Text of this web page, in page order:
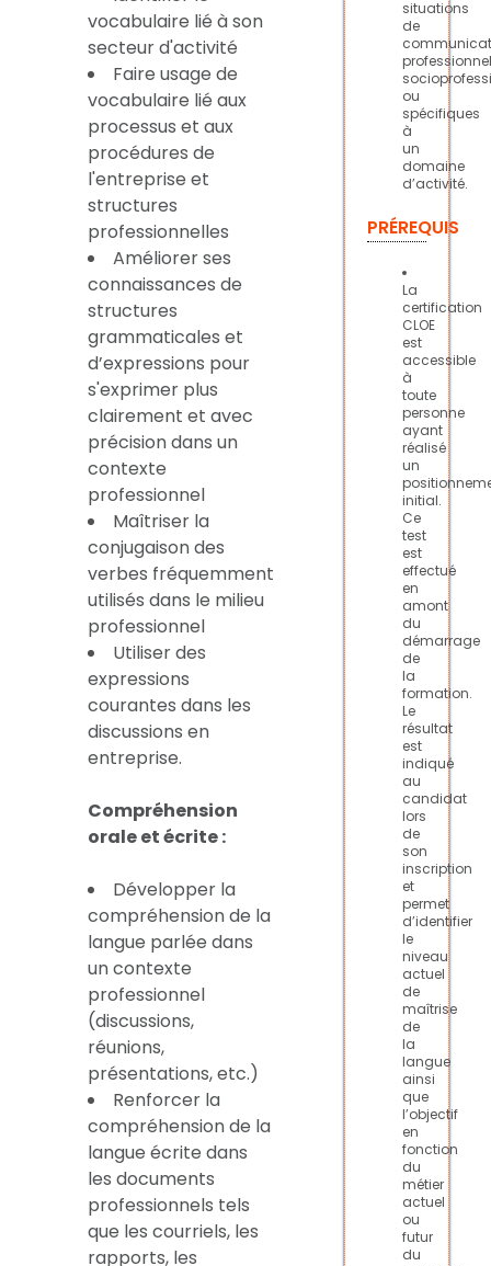
vocabulaire lié à son
secteur d'activité
Faire usage de
vocabulaire lié aux
processus et aux
procédures de
l'entreprise et
structures
professionnelles
Améliorer ses
connaissances de
structures
grammaticales et
d’expressions pour
s'exprimer plus
clairement et avec
précision dans un
contexte
professionnel
Maîtriser la
conjugaison des
verbes fréquemment
utilisés dans le milieu
professionnel
Utiliser des
expressions
courantes dans les
discussions en
entreprise.
Compréhension
orale et écrite :
Développer la
compréhension de la
langue parlée dans
un contexte
professionnel
(discussions,
réunions,
présentations, etc.)
Renforcer la
compréhension de la
langue écrite dans
les documents
professionnels tels
que les courriels, les
rapports, les
situations
de
ou
spécifiques
à
un
domaine
d’activité.
PRÉREQUIS
La
certification
CLOE
est
accessible
à
toute
personne
ayant
réalisé
un
initial.
Ce
test
est
effectué
en
amont
du
démarrage
de
la
formation.
Le
résultat
est
indiqué
au
candidat
lors
de
son
inscription
et
permet
d’identifier
le
niveau
actuel
de
maîtrise
de
la
langue
ainsi
que
l’objectif
en
fonction
du
métier
actuel
ou
futur
du